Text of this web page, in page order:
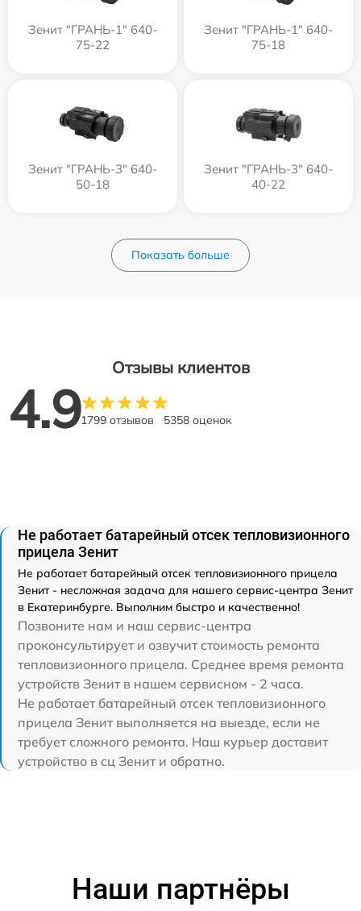
Зенит "ГРАНЬ-1" 640-
75-22
Зенит "ГРАНЬ-1" 640-
75-18
Зенит "ГРАНЬ-3" 640-
50-18
Зенит "ГРАНЬ-3" 640-
40-22
Показать больше
Отзывы клиентов
4.91799 отзывов 5358 оценок
Не работает батарейный отсек тепловизионного
прицела Зенит
Не работает батарейный отсек тепловизионного прицела
Зенит - несложная задача для нашего сервис-центра Зенит
в Екатеринбурге. Выполним быстро и качественно!
Позвоните нам и наш сервис-центра
проконсультирует и озвучит стоимость ремонта
тепловизионного прицела. Среднее время ремонта
устройств Зенит в нашем сервисном - 2 часа.
Не работает батарейный отсек тепловизионного
прицела Зенит выполняется на выезде, если не
требует сложного ремонта. Наш курьер доставит
устройство в сц Зенит и обратно.
Наши партнёры